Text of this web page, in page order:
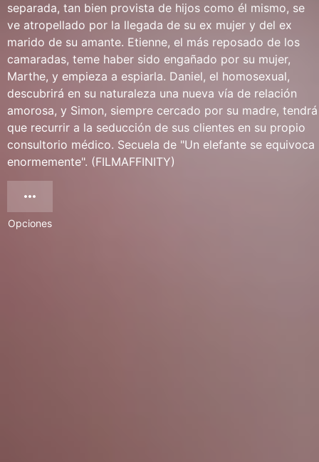
separada, tan bien provista de hijos como él mismo, se
ve atropellado por la llegada de su ex mujer y del ex
marido de su amante. Etienne, el más reposado de los
camaradas, teme haber sido engañado por su mujer,
Marthe, y empieza a espiarla. Daniel, el homosexual,
descubrirá en su naturaleza una nueva vía de relación
amorosa, y Simon, siempre cercado por su madre, tendrá
que recurrir a la seducción de sus clientes en su propio
consultorio médico. Secuela de "Un elefante se equivoca
enormemente". (FILMAFFINITY)
Opciones